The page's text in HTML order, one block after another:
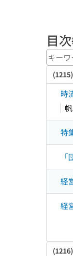
目次
時
特
経
経